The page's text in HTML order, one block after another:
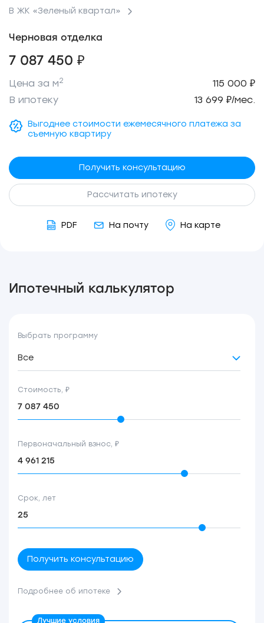
В ЖК «Зеленый квартал»
Черновая отделка
7 087 450 ₽
Цена за м2
115 000 ₽
В ипотеку
13 699 ₽/мес.
Выгоднее стоимости ежемесячного платежа за
съемную квартиру
Получить консультацию
Рассчитать ипотеку
PDF На почту На карте
Ипотечный калькулятор
Выбрать программу
Все
Стоимость, ₽
Первоначальный взнос, ₽
Срок, лет
Получить консультацию
Подробнее об ипотеке